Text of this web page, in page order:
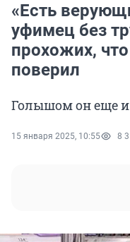
«Есть
уфимец без
прохожих,
поверил
Голышом он еще и
15 января 2025, 10:55 8